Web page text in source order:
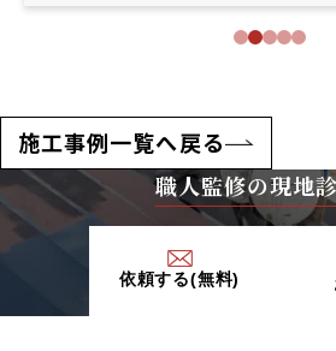
施工事例一覧へ戻る
職人監修の現地
依頼する(無料)